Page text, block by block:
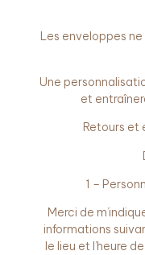
Les enveloppes
Une
et
Retours et
1 –
Merci de
informations
le lieu et l’heure